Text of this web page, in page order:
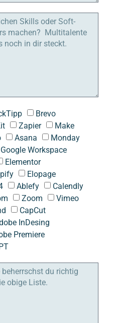
Brevo
Zapier
Make
Asana
Monday
Google Workspace
Elementor
Elopage
Ablefy
Calendly
Zoom
Vimeo
CapCut
InDesing
Premiere